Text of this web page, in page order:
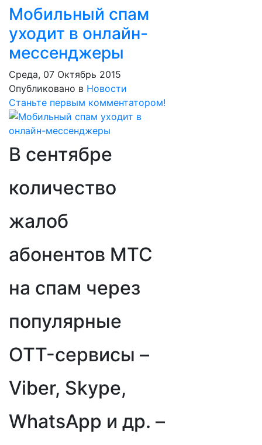
Мобильный спам
уходит в онлайн-
мессенджеры
Среда, 07 Октябрь 2015
Опубликовано в Новости
Станьте первым комментатором!
В сентябре
количество
жалоб
абонентов МТС
на спам через
популярные
OTT-сервисы –
Viber, Skype,
WhatsApp и др. –